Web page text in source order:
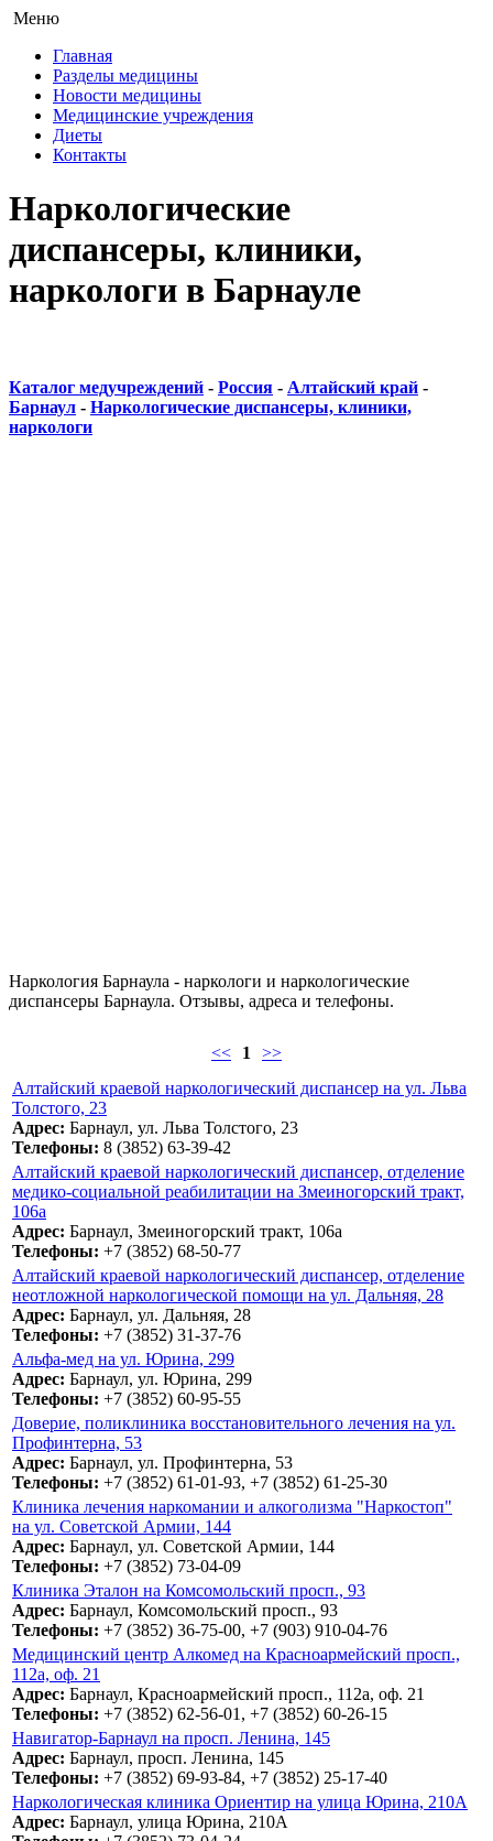
Меню
Главная
Разделы медицины
Новости медицины
Медицинские учреждения
Диеты
Контакты
Наркологические
диспансеры, клиники,
наркологи в Барнауле
Каталог медучреждений - Россия - Алтайский край -
Барнаул - Наркологические диспансеры, клиники,
наркологи
Наркология Барнаула - наркологи и наркологические
диспансеры Барнаула. Отзывы, адреса и телефоны.
<< 1 >>
Алтайский краевой наркологический диспансер на ул. Льва
Толстого, 23
Адрес: Барнаул, ул. Льва Толстого, 23
Телефоны: 8 (3852) 63-39-42
Алтайский краевой наркологический диспансер, отделение
медико-социальной реабилитации на Змеиногорский тракт,
106а
Адрес: Барнаул, Змеиногорский тракт, 106а
Телефоны: +7 (3852) 68-50-77
Алтайский краевой наркологический диспансер, отделение
неотложной наркологической помощи на ул. Дальняя, 28
Адрес: Барнаул, ул. Дальняя, 28
Телефоны: +7 (3852) 31-37-76
Альфа-мед на ул. Юрина, 299
Адрес: Барнаул, ул. Юрина, 299
Телефоны: +7 (3852) 60-95-55
Доверие, поликлиника восстановительного лечения на ул.
Профинтерна, 53
Адрес: Барнаул, ул. Профинтерна, 53
Телефоны: +7 (3852) 61-01-93, +7 (3852) 61-25-30
Клиника лечения наркомании и алкоголизма "Наркостоп"
на ул. Советской Армии, 144
Адрес: Барнаул, ул. Советской Армии, 144
Телефоны: +7 (3852) 73-04-09
Клиника Эталон на Комсомольский просп., 93
Адрес: Барнаул, Комсомольский просп., 93
Телефоны: +7 (3852) 36-75-00, +7 (903) 910-04-76
Медицинский центр Алкомед на Красноармейский просп.,
112а, оф. 21
Адрес: Барнаул, Красноармейский просп., 112а, оф. 21
Телефоны: +7 (3852) 62-56-01, +7 (3852) 60-26-15
Навигатор-Барнаул на просп. Ленина, 145
Адрес: Барнаул, просп. Ленина, 145
Телефоны: +7 (3852) 69-93-84, +7 (3852) 25-17-40
Наркологическая клиника Ориентир на улица Юрина, 210А
Адрес: Барнаул, улица Юрина, 210А